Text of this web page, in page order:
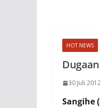
HOT NEWS
30 Juli
Sangihe